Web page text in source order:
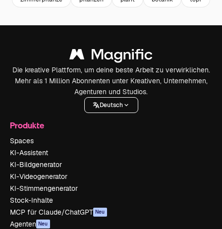
Die kreative Plattform, um deine beste Arbeit zu verwirklichen.
Mehr als 1 Million Abonnenten unter Kreativen, Unternehmen,
Agenturen und Studios.
Deutsch
Produkte
Spaces
KI-Assistent
KI-Bildgenerator
KI-Videogenerator
KI-Stimmengenerator
Stock-Inhalte
MCP für Claude/ChatGPT Neu
Agenten Neu